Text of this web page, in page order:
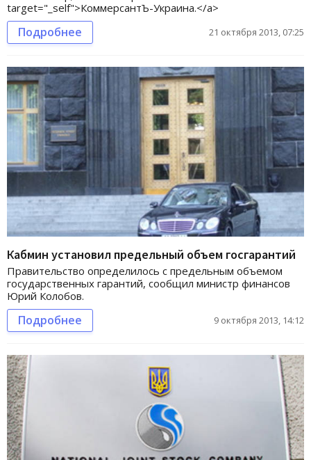
target="_self">КоммерсантЪ-Украина.</a>
Подробнее 21 октября 2013, 07:25
Кабмин установил предельный объем госгарантий
Правительство определилось с предельным объемом
государственных гарантий, сообщил министр финансов
Юрий Колобов.
Подробнее 9 октября 2013, 14:12